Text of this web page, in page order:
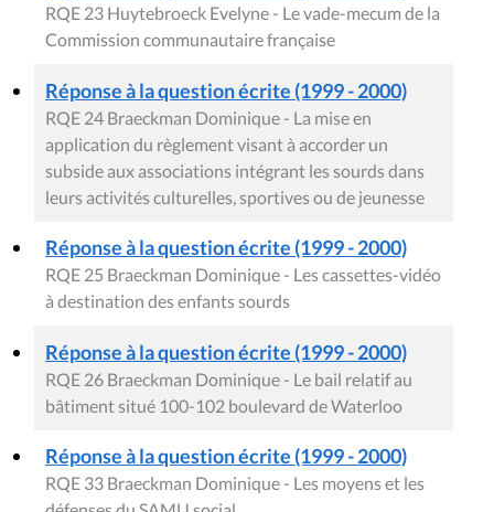
RQE 23 Huytebroeck Evelyne - Le vade-mecum de la
Commission communautaire française
Réponse à la question écrite (1999 - 2000)
RQE 24 Braeckman Dominique - La mise en
application du règlement visant à accorder un
subside aux associations intégrant les sourds dans
leurs activités culturelles, sportives ou de jeunesse
Réponse à la question écrite (1999 - 2000)
RQE 25 Braeckman Dominique - Les cassettes-vidéo
à destination des enfants sourds
Réponse à la question écrite (1999 - 2000)
RQE 26 Braeckman Dominique - Le bail relatif au
bâtiment situé 100-102 boulevard de Waterloo
Réponse à la question écrite (1999 - 2000)
RQE 33 Braeckman Dominique - Les moyens et les